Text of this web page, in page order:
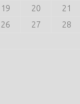
19 20 21
26 27 28